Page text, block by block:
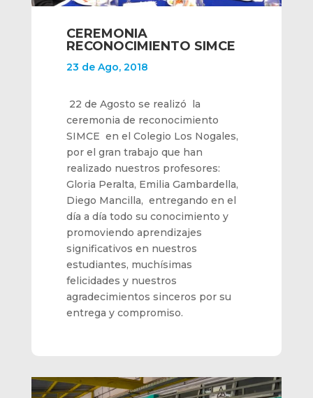
CEREMONIA
RECONOCIMIENTO SIMCE
23 de Ago, 2018
22 de Agosto se realizó la
ceremonia de reconocimiento
SIMCE en el Colegio Los Nogales,
por el gran trabajo que han
realizado nuestros profesores:
Gloria Peralta, Emilia Gambardella,
Diego Mancilla, entregando en el
día a día todo su conocimiento y
promoviendo aprendizajes
significativos en nuestros
estudiantes, muchísimas
felicidades y nuestros
agradecimientos sinceros por su
entrega y compromiso.